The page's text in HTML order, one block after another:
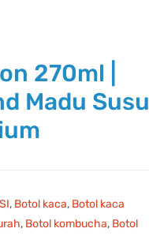
270ml |
Madu Susu
, Botol kaca, Botol kaca
, Botol kombucha, Botol